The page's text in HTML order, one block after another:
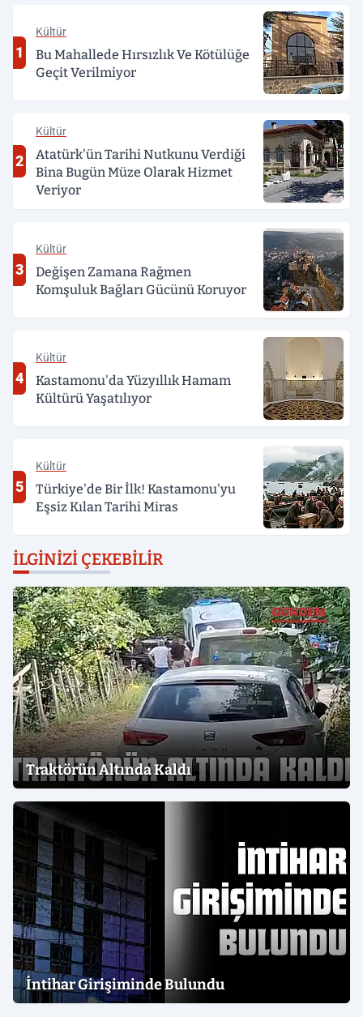
1
Kültür
Bu Mahallede Hırsızlık Ve Kötülüğe
Geçit Verilmiyor
2
Kültür
Atatürk'ün Tarihi Nutkunu Verdiği
Bina Bugün Müze Olarak Hizmet
Veriyor
3
Kültür
Değişen Zamana Rağmen
Komşuluk Bağları Gücünü Koruyor
4
Kültür
Kastamonu'da Yüzyıllık Hamam
Kültürü Yaşatılıyor
5
Kültür
Türkiye'de Bir İlk! Kastamonu'yu
Eşsiz Kılan Tarihi Miras
İLGINIZI ÇEKEBILIR
Traktörün Altında Kaldı
İntihar Girişiminde Bulundu